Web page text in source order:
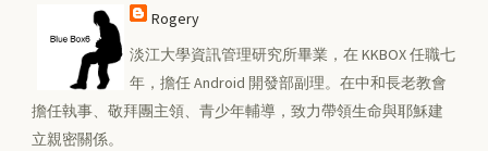
Rogery
淡江大學資訊管理研究所畢業，在 KKBOX 任職七
年，擔任 Android 開發部副理。在中和長老教會
擔任執事、敬拜團主領、青少年輔導，致力帶領生命與耶穌建
立親密關係。